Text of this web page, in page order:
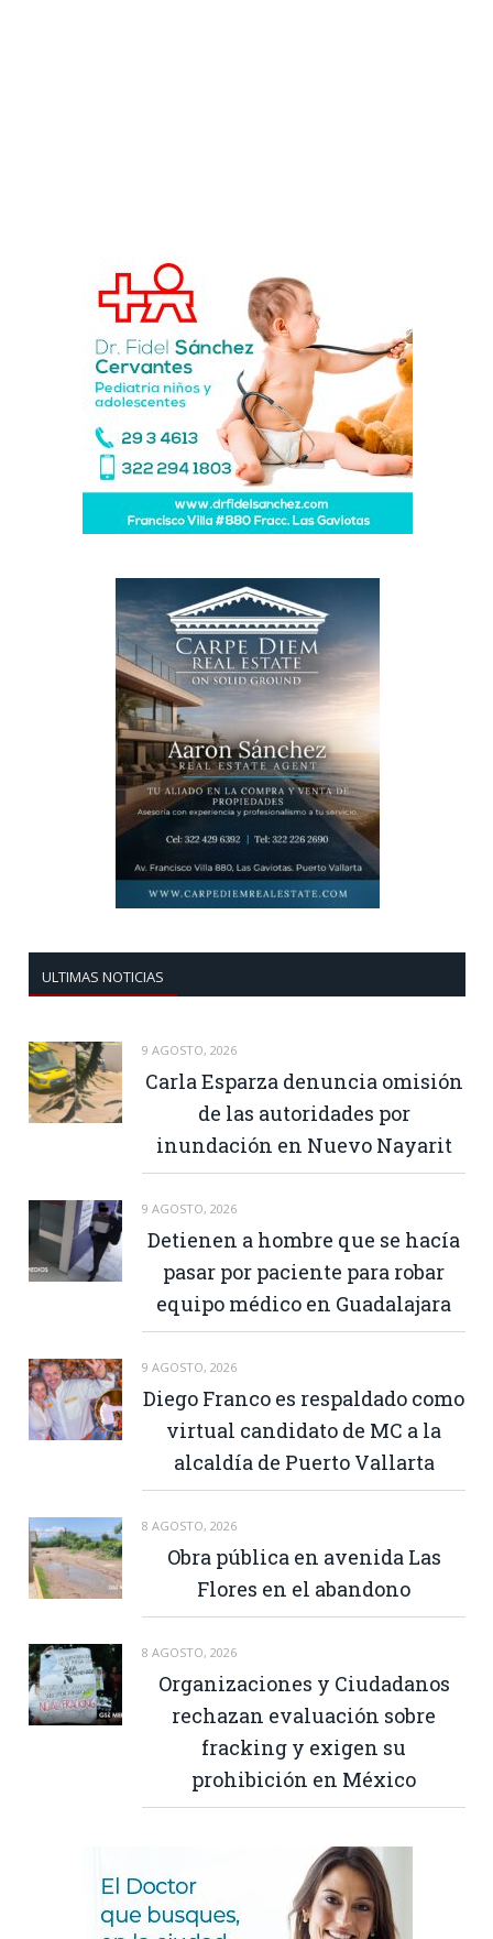
ULTIMAS NOTICIAS
9 AGOSTO, 2026
Carla Esparza denuncia omisión
de las autoridades por
inundación en Nuevo Nayarit
9 AGOSTO, 2026
Detienen a hombre que se hacía
pasar por paciente para robar
equipo médico en Guadalajara
9 AGOSTO, 2026
Diego Franco es respaldado como
virtual candidato de MC a la
alcaldía de Puerto Vallarta
8 AGOSTO, 2026
Obra pública en avenida Las
Flores en el abandono
8 AGOSTO, 2026
Organizaciones y Ciudadanos
rechazan evaluación sobre
fracking y exigen su
prohibición en México